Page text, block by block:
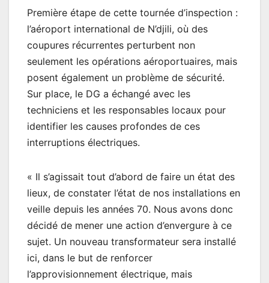
Première étape de cette tournée d’inspection :
l’aéroport international de N’djili, où des
coupures récurrentes perturbent non
seulement les opérations aéroportuaires, mais
posent également un problème de sécurité.
Sur place, le DG a échangé avec les
techniciens et les responsables locaux pour
identifier les causes profondes de ces
interruptions électriques.
« Il s’agissait tout d’abord de faire un état des
lieux, de constater l’état de nos installations en
veille depuis les années 70. Nous avons donc
décidé de mener une action d’envergure à ce
sujet. Un nouveau transformateur sera installé
ici, dans le but de renforcer
l’approvisionnement électrique, mais